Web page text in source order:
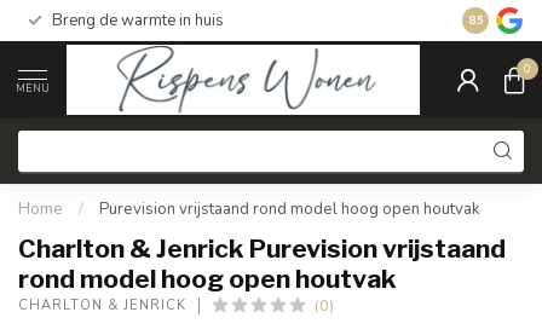
Breng de warmte in huis Gratis
8.5
MENU
0
Home / Purevision vrijstaand rond model hoog open houtvak
Charlton & Jenrick Purevision vrijstaand
rond model hoog open houtvak
CHARLTON & JENRICK (0)